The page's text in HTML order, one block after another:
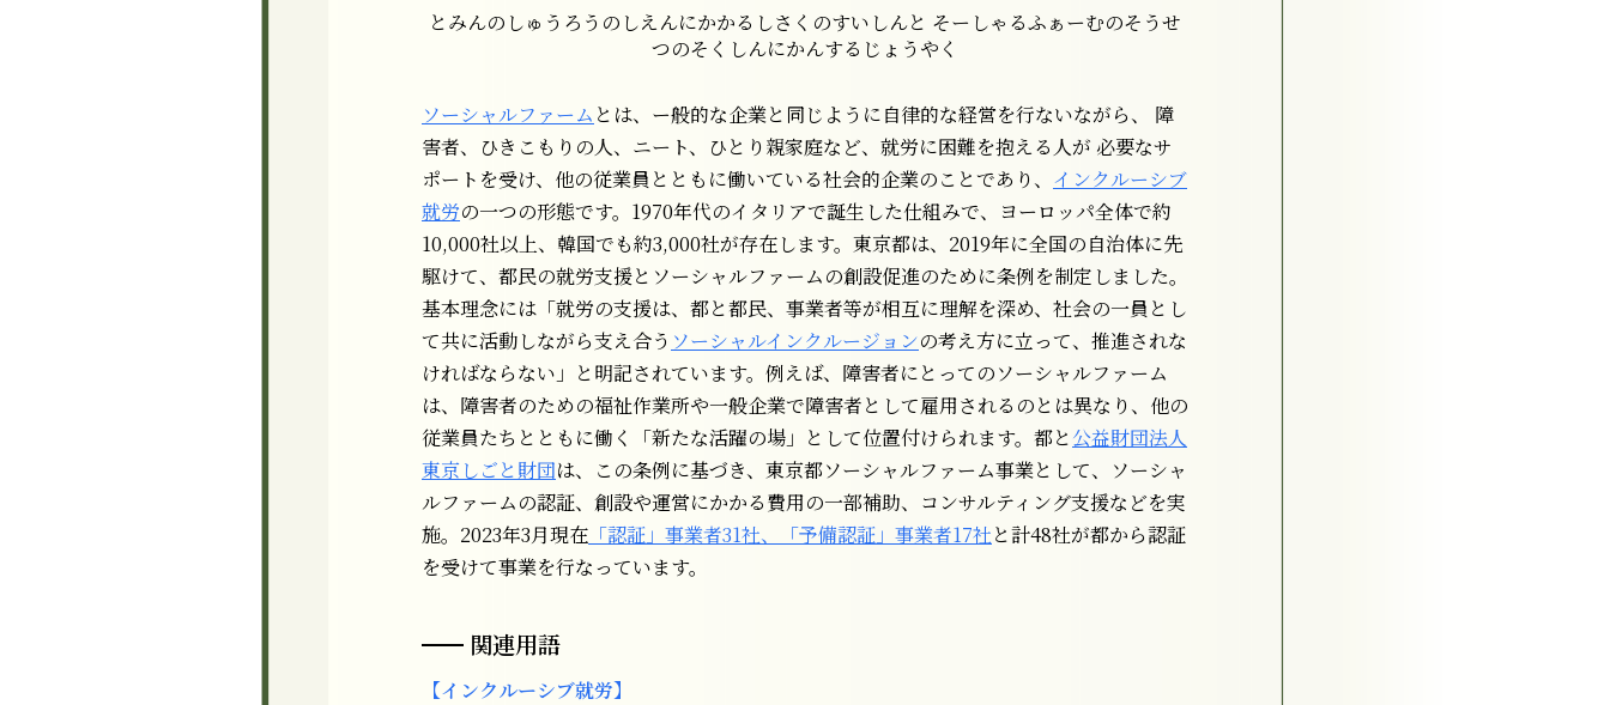
とみんのしゅうろうのしえんにかかるしさくのすいしんと そーしゃるふぁーむのそうせ
つのそくしんにかんするじょうやく
ソーシャルファーム とは、ー般的な企業と同じように自律的な経営を行ないながら、 障
害者、ひきこもりの人、ニート、ひとり親家庭など、就労に困難を抱える人が 必要なサ
ポートを受け、他の従業員とともに働いている社会的企業のことであり、 インクルーシブ
就労の一つの形態です。1970年代のイタリアで誕生した仕組みで、ヨーロッパ全体で約
10,000社以上、韓国でも約3,000社が存在します。東京都は、2019年に全国の自治体に先
駆けて、都民の就労支援とソーシャルファームの創設促進のために条例を制定しました。
基本理念には「就労の支援は、都と都民、事業者等が相互に理解を深め、社会の一員とし
て共に活動しながら支え合う ソーシャルインクルージョンの考え方に立って、推進されな
ければならない」と明記されています。例えば、障害者にとってのソーシャルファーム
は、障害者のための福祉作業所や一般企業で障害者として雇用されるのとは異なり、他の
従業員たちとともに働く「新たな活躍の場」として位置付けられます。都と公益財団法人
東京しごと財団は、この条例に基づき、東京都ソーシャルファーム事業として、ソーシャ
ルファームの認証、創設や運営にかかる費用の一部補助、コンサルティング支援などを実
施。2023年3月現在 「認証」事業者31社、「予備認証」事業者17社と計48社が都から認証
を受けて事業を行なっています。
関連用語
【インクルーシブ就労】